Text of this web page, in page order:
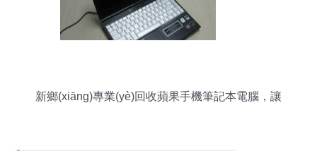
新鄉(xiāng)專業(yè)回收蘋果手機筆記本電腦，讓